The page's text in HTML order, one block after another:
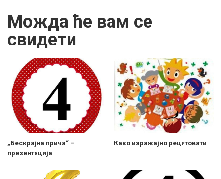
Можда ће вам се
свидети
„Бескрајна прича“ –
презентација
Како изражајно рецитовати